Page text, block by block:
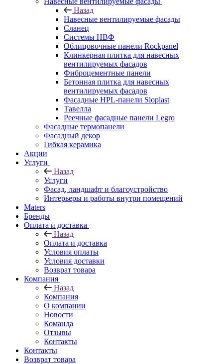
Назад
Навесные вентилируемые фасады
Сланец
Системы НВФ
Облицовочные панели Rockpanel
Клинкерная плитка для навесных
вентилируемых фасадов
Фиброцементные панели
Бетонная плитка для навесных
вентилируемых фасадов
Фасадные HPL-панели Sloplast
Тавелла
Реечные фасадные панели Legro
Фасадные термопанели
Фасадный декор
Гибкая керамика
Акции
Услуги
Назад
Услуги
Фасад, ландшафт и благоустройство
Интерьеры и работы внутри помещений
Maters
Бренды
Оплата и доставка
Назад
Оплата и доставка
Условия оплаты
Условия доставки
Возврат товара
Компания
Назад
Компания
О компании
Новости
Команда
Отзывы
Контакты
Контакты
Возврат товара